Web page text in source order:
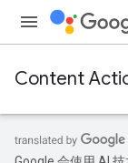
Content